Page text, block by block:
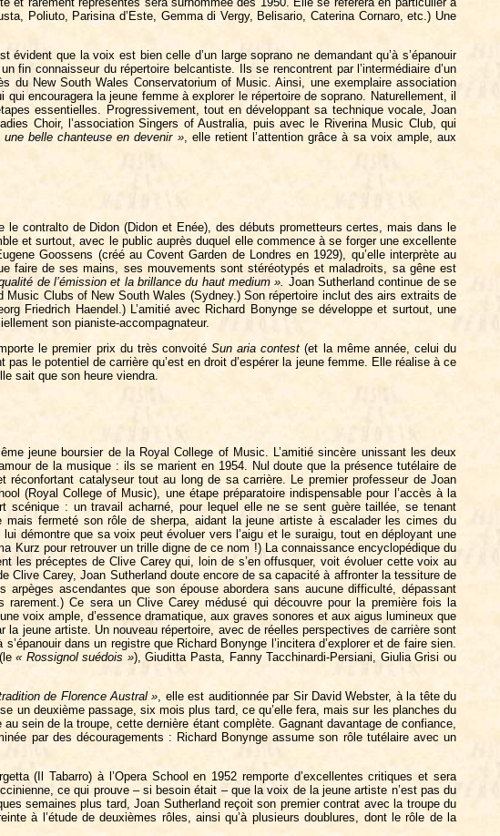
Poliuto, Parisina d’Este, Gemma di Vergy, Belisario, Caterina Cornaro, etc.) Une
que la voix est bien celle d’un large soprano ne demandant qu’à s’épanouir
fin connaisseur du répertoire belcantiste. Ils se rencontrent par l’intermédiaire d’un
du New South Wales Conservatorium of Music. Ainsi, une exemplaire association
encouragera la jeune femme à explorer le répertoire de soprano. Naturellement, il
essentielles. Progressivement, tout en développant sa technique vocale, Joan
Choir, l’association Singers of Australia, puis avec le Riverina Music Club, qui
belle chanteuse en devenir », elle retient l’attention grâce à sa voix ample, aux
contralto de Didon (Didon et Enée), des débuts prometteurs certes, mais dans le
et surtout, avec le public auprès duquel elle commence à se forger une excellente
Goossens (créé au Covent Garden de Londres en 1929), qu’elle interprète au
faire de ses mains, ses mouvements sont stéréotypés et maladroits, sa gêne est
de l’émission et la brillance du haut medium ». Joan Sutherland continue de se
Clubs of New South Wales (Sydney.) Son répertoire inclut des airs extraits de
Friedrich Haendel.) L’amitié avec Richard Bonynge se développe et surtout, une
son pianiste-accompagnateur.
le premier prix du très convoitéSun aria contest (et la même année, celui du
le potentiel de carrière qu’est en droit d’espérer la jeune femme. Elle réalise à ce
sait que son heure viendra.
jeune boursier de la Royal College of Music. L’amitié sincère unissant les deux
de la musique : ils se marient en 1954. Nul doute que la présence tutélaire de
catalyseur tout au long de sa carrière. Le premier professeur de Joan
(Royal College of Music), une étape préparatoire indispensable pour l’accès à la
scénique : un travail acharné, pour lequel elle ne se sent guère taillée, se tenant
fermeté son rôle de sherpa, aidant la jeune artiste à escalader les cimes du
démontre que sa voix peut évoluer vers l’aigu et le suraigu, tout en déployant une
Kurz pour retrouver un trille digne de ce nom !) La connaissance encyclopédique du
les préceptes de Clive Carey qui, loin de s’en offusquer, voit évoluer cette voix au
Carey, Joan Sutherland doute encore de sa capacité à affronter la tessiture de
ascendantes que son épouse abordera sans aucune difficulté, dépassant
rarement.) Ce sera un Clive Carey médusé qui découvre pour la première fois la
voix ample, d’essence dramatique, aux graves sonores et aux aigus lumineux que
jeune artiste. Un nouveau répertoire, avec de réelles perspectives de carrière sont
dans un registre que Richard Bonynge l’incitera d’explorer et de faire sien.
(le« Rossignol suédois »), Giuditta Pasta, Fanny Tacchinardi-Persiani, Giulia Grisi ou
de Florence Austral », elle est auditionnée par Sir David Webster, à la tête du
un deuxième passage, six mois plus tard, ce qu’elle fera, mais sur les planches du
sein de la troupe, cette dernière étant complète. Gagnant davantage de confiance,
par des découragements : Richard Bonynge assume son rôle tutélaire avec un
(Il Tabarro) à l’Opera School en 1952 remporte d’excellentes critiques et sera
ce qui prouve – si besoin était – que la voix de la jeune artiste n’est pas du
semaines plus tard, Joan Sutherland reçoit son premier contrat avec la troupe du
à l’étude de deuxièmes rôles, ainsi qu’à plusieurs doublures, dont le rôle de la